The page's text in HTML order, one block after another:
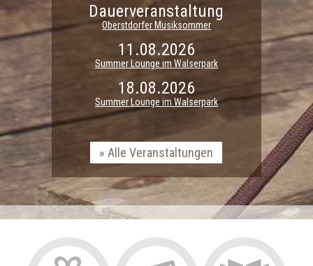
Dauerveranstaltung
Oberstdorfer Musiksommer
11.08.2026
Summer Lounge im Walserpark
18.08.2026
Summer Lounge im Walserpark
Alle Veranstaltungen